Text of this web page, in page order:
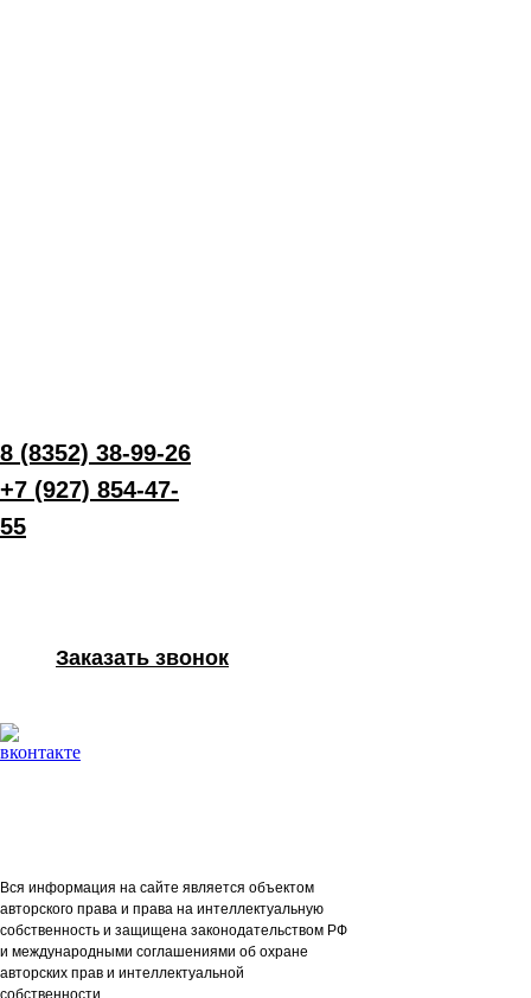
8 (8352) 38-99-26
+7 (927) 854-47-
55
Заказать звонок
Вся информация на сайте является объектом
авторского права и права на интеллектуальную
собственность и защищена законодательством РФ
и международными соглашениями об охране
авторских прав и интеллектуальной
собственности.